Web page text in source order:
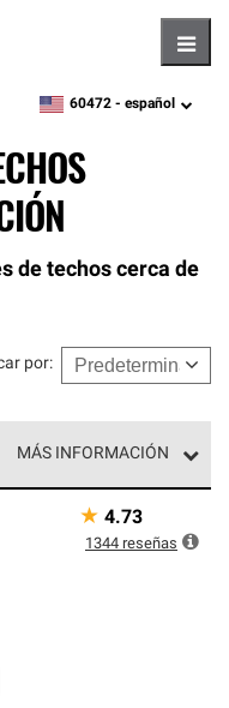
zipcode, language
60472 - español
de techos cerca de
por:
MÁS INFORMACIÓN
de nuestra red
estrictos de
incomparable.
★ 4.73
1344 reseñas